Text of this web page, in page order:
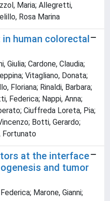
Maria; Allegretti,
Rosa Marina
human colorectal
Giulia; Cardone, Claudia;
Vitagliano, Donata;
Floriana; Rinaldi, Barbara;
Federica; Nappi, Anna;
Ciuffreda Loreta, Pia;
Botti, Gerardo;
Fortunato
at the interface
and tumor
Marone, Gianni;